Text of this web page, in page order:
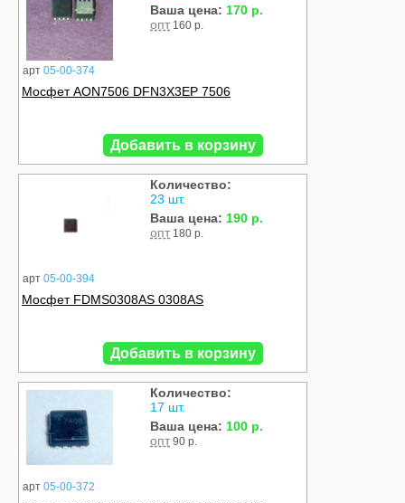
арт 05-00-374
Ваша цена: 170 р.
опт 160 р.
Мосфет AON7506 DFN3X3EP 7506
Добавить в корзину
арт 05-00-394
Количество:
23 шт.
Ваша цена: 190 р.
опт 180 р.
Мосфет FDMS0308AS 0308AS
Добавить в корзину
арт 05-00-372
Количество:
17 шт.
Ваша цена: 100 р.
опт 90 р.